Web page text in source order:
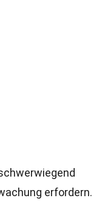
erfordern.